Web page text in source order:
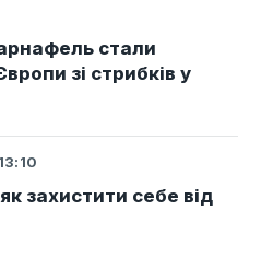
стали
зі стрибків у
13:10
захистити себе від